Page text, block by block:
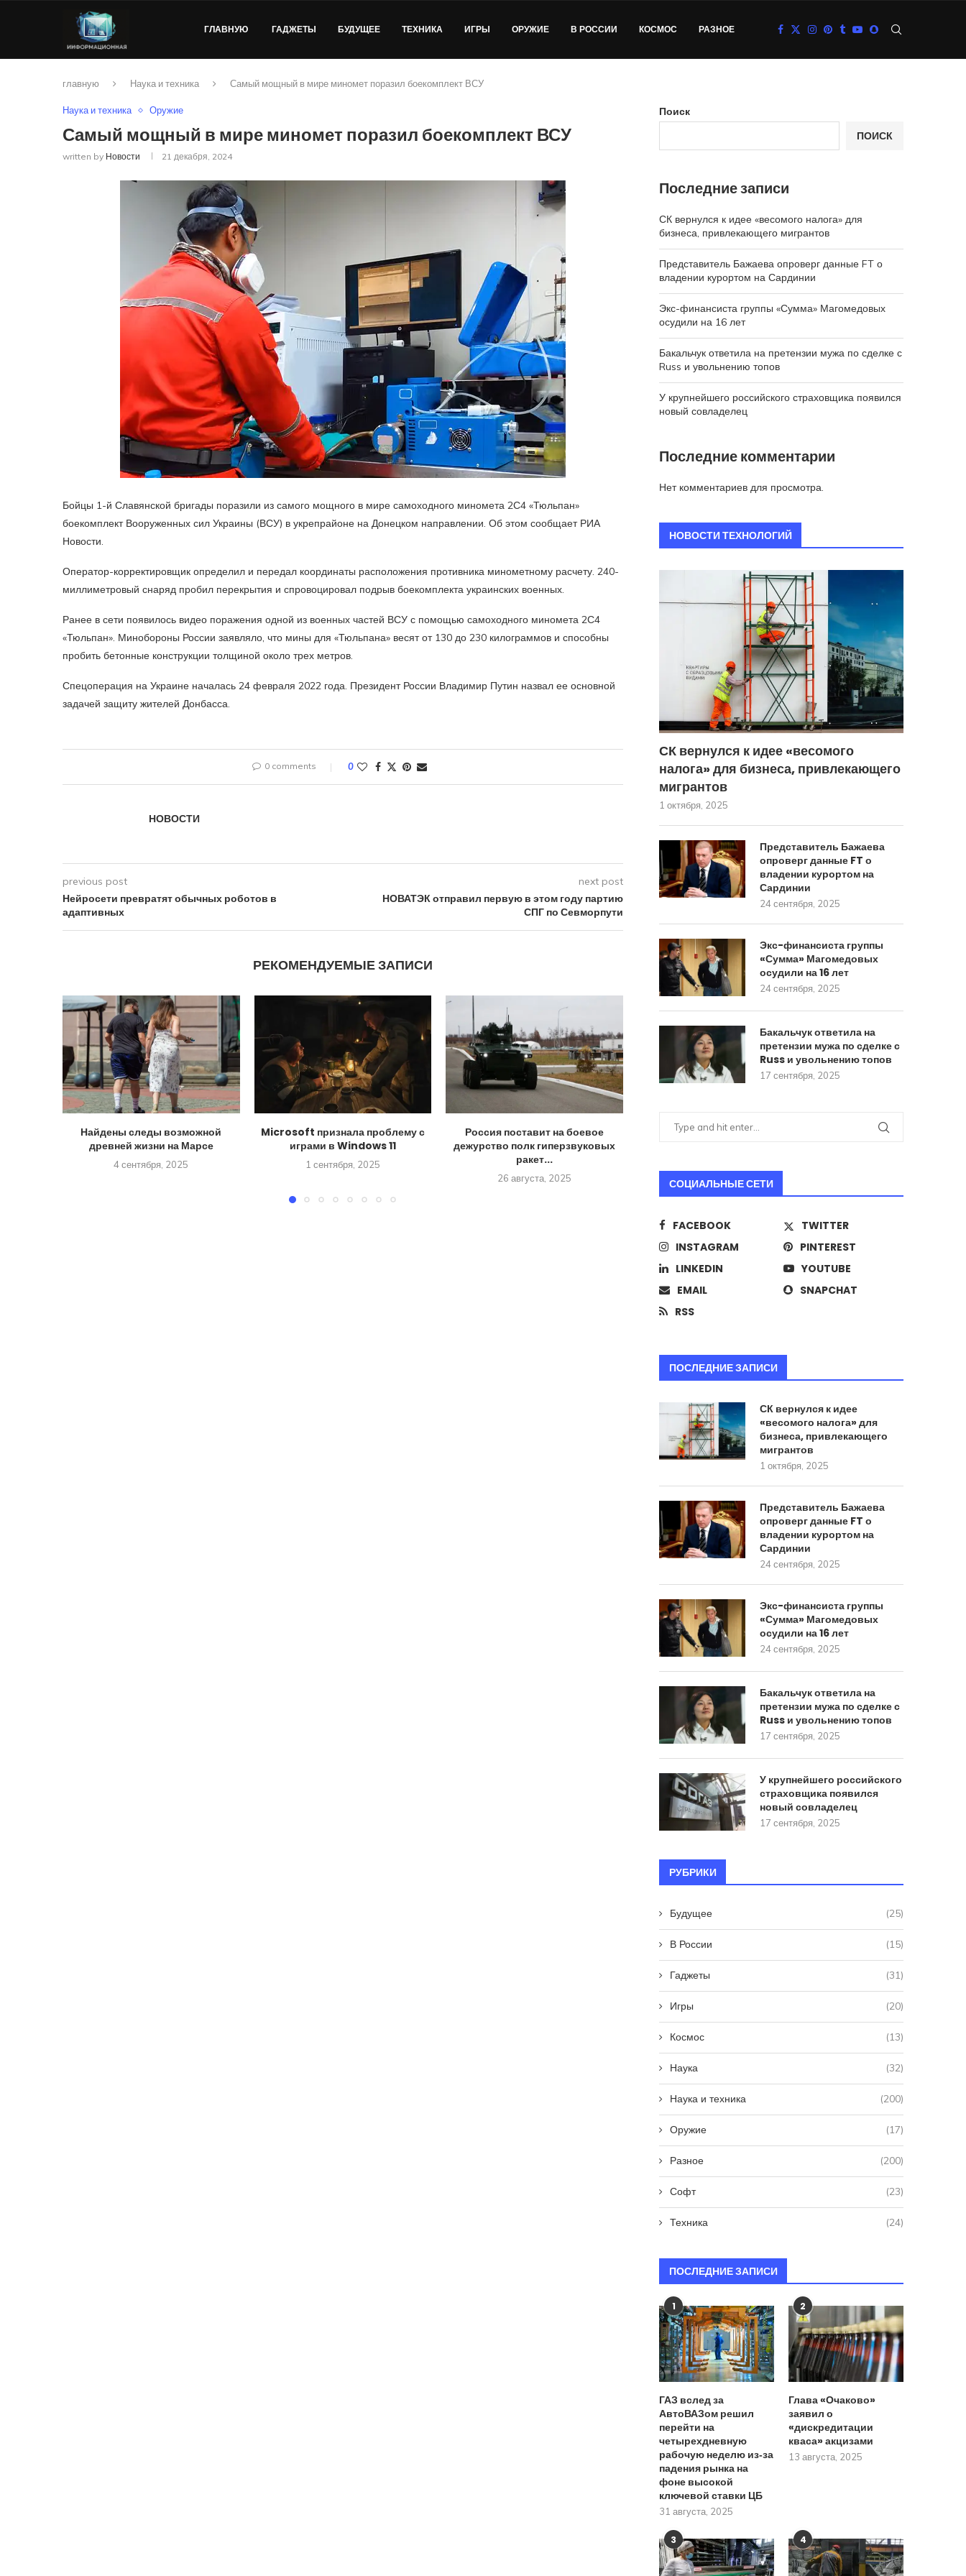
ГЛАВНУЮ ГАДЖЕТЫ БУДУЩЕЕ ТЕХНИКА ИГРЫ ОРУЖИЕ В РОССИИ КОСМОС РАЗНОЕ
главную Наука и техника Самый мощный в мире миномет поразил боекомплект ВСУ
Наука и техника Оружие
Самый мощный в мире миномет поразил боекомплект ВСУ
written by Новости 21 декабря, 2024
Бойцы 1-й Славянской бригады поразили из самого мощного в мире самоходного миномета 2С4 «Тюльпан»
боекомплект Вооруженных сил Украины (ВСУ) в укрепрайоне на Донецком направлении. Об этом сообщает РИА
Новости.
Оператор-корректировщик определил и передал координаты расположения противника минометному расчету. 240-
миллиметровый снаряд пробил перекрытия и спровоцировал подрыв боекомплекта украинских военных.
Ранее в сети появилось видео поражения одной из военных частей ВСУ с помощью самоходного миномета 2С4
«Тюльпан». Минобороны России заявляло, что мины для «Тюльпана» весят от 130 до 230 килограммов и способны
пробить бетонные конструкции толщиной около трех метров.
Спецоперация на Украине началась 24 февраля 2022 года. Президент России Владимир Путин назвал ее основной
задачей защиту жителей Донбасса.
0 comments 0
НОВОСТИ
previous post
Нейросети превратят обычных роботов в
адаптивных
next post
НОВАТЭК отправил первую в этом году партию
СПГ по Севморпути
РЕКОМЕНДУЕМЫЕ ЗАПИСИ
Найдены следы возможной
древней жизни на Марсе
4 сентября, 2025
Microsoft признала проблему с
играми в Windows 11
1 сентября, 2025
Россия поставит на боевое
дежурство полк гиперзвуковых
ракет...
26 августа, 2025
Стало известно о разработке в
ИИ научили печатать
Поиск
ПОИСК
Последние записи
СК вернулся к идее «весомого налога» для
бизнеса, привлекающего мигрантов
Представитель Бажаева опроверг данные FT о
владении курортом на Сардинии
Экс-финансиста группы «Сумма» Магомедовых
осудили на 16 лет
Бакальчук ответила на претензии мужа по сделке с
Russ и увольнению топов
У крупнейшего российского страховщика появился
новый совладелец
Последние комментарии
Нет комментариев для просмотра.
НОВОСТИ ТЕХНОЛОГИЙ
СК вернулся к идее «весомого
налога» для бизнеса, привлекающего
мигрантов
1 октября, 2025
Представитель Бажаева
опроверг данные FT о
владении курортом на
Сардинии
24 сентября, 2025
Экс-финансиста группы
«Сумма» Магомедовых
осудили на 16 лет
24 сентября, 2025
Бакальчук ответила на
претензии мужа по сделке с
Russ и увольнению топов
17 сентября, 2025
СОЦИАЛЬНЫЕ СЕТИ
FACEBOOK
TWITTER
INSTAGRAM
PINTEREST
LINKEDIN
YOUTUBE
EMAIL
SNAPCHAT
RSS
ПОСЛЕДНИЕ ЗАПИСИ
СК вернулся к идее
«весомого налога» для
бизнеса, привлекающего
мигрантов
1 октября, 2025
Представитель Бажаева
опроверг данные FT о
владении курортом на
Сардинии
24 сентября, 2025
Экс-финансиста группы
«Сумма» Магомедовых
осудили на 16 лет
24 сентября, 2025
Бакальчук ответила на
претензии мужа по сделке с
Russ и увольнению топов
17 сентября, 2025
У крупнейшего российского
страховщика появился
новый совладелец
17 сентября, 2025
РУБРИКИ
Будущее (25)
В России (15)
Гаджеты (31)
Игры (20)
Космос (13)
Наука (32)
Наука и техника (200)
Оружие (17)
Разное (200)
Софт (23)
Техника (24)
ПОСЛЕДНИЕ ЗАПИСИ
1
ГАЗ вслед за
АвтоВАЗом решил
перейти на
четырехдневную
рабочую неделю из‑за
падения рынка на
фоне высокой
ключевой ставки ЦБ
31 августа, 2025
2
Глава «Очаково»
заявил о
«дискредитации
кваса» акцизами
13 августа, 2025
3 4